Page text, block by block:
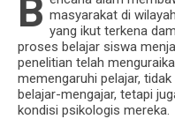
B masyarakat di
yang ikut terkena
proses belajar siswa
penelitian telah
memengaruhi pelajar,
belajar-mengajar, tetapi
kondisi psikologis mereka.